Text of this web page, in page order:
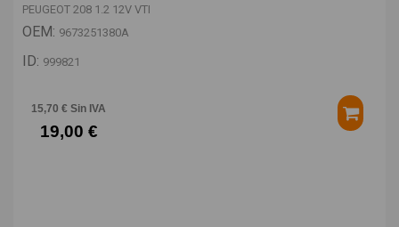
PEUGEOT 208 1.2 12V VTI
OEM: 9673251380A
ID: 999821
15,70 € Sin IVA
19,00 €